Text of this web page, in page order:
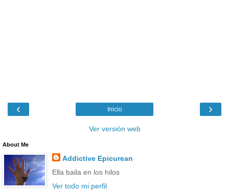
‹ ›
Inicio
Ver versión web
About Me
Addictive Epicurean
Ella baila en los hilos
Ver todo mi perfil